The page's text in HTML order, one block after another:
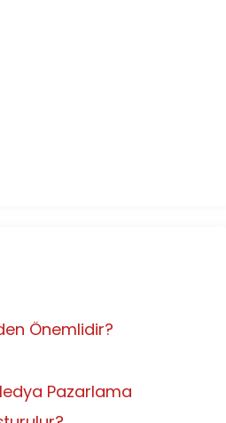
Önemlidir?
Pazarlama